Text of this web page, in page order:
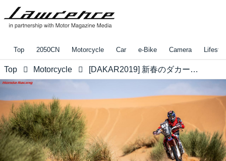
Top 2050CN Motorcycle Car e-Bike Camera
Top Motorcycle [DAKAR2019] 新春のダカールラリー2019は、ホンダの30年ぶりの優勝なるか・・・？ に注目しましょう！